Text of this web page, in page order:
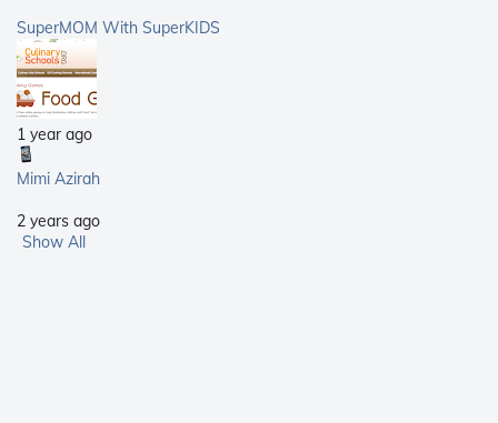
SuperMOM With SuperKIDS
1 year ago
Mimi Azirah
2 years ago
Show All